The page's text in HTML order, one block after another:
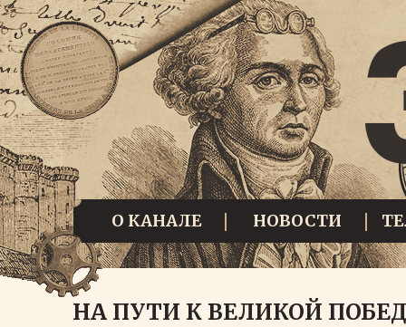
О КАНАЛЕ НОВОСТИ
НА ПУТИ К ВЕЛИКОЙ